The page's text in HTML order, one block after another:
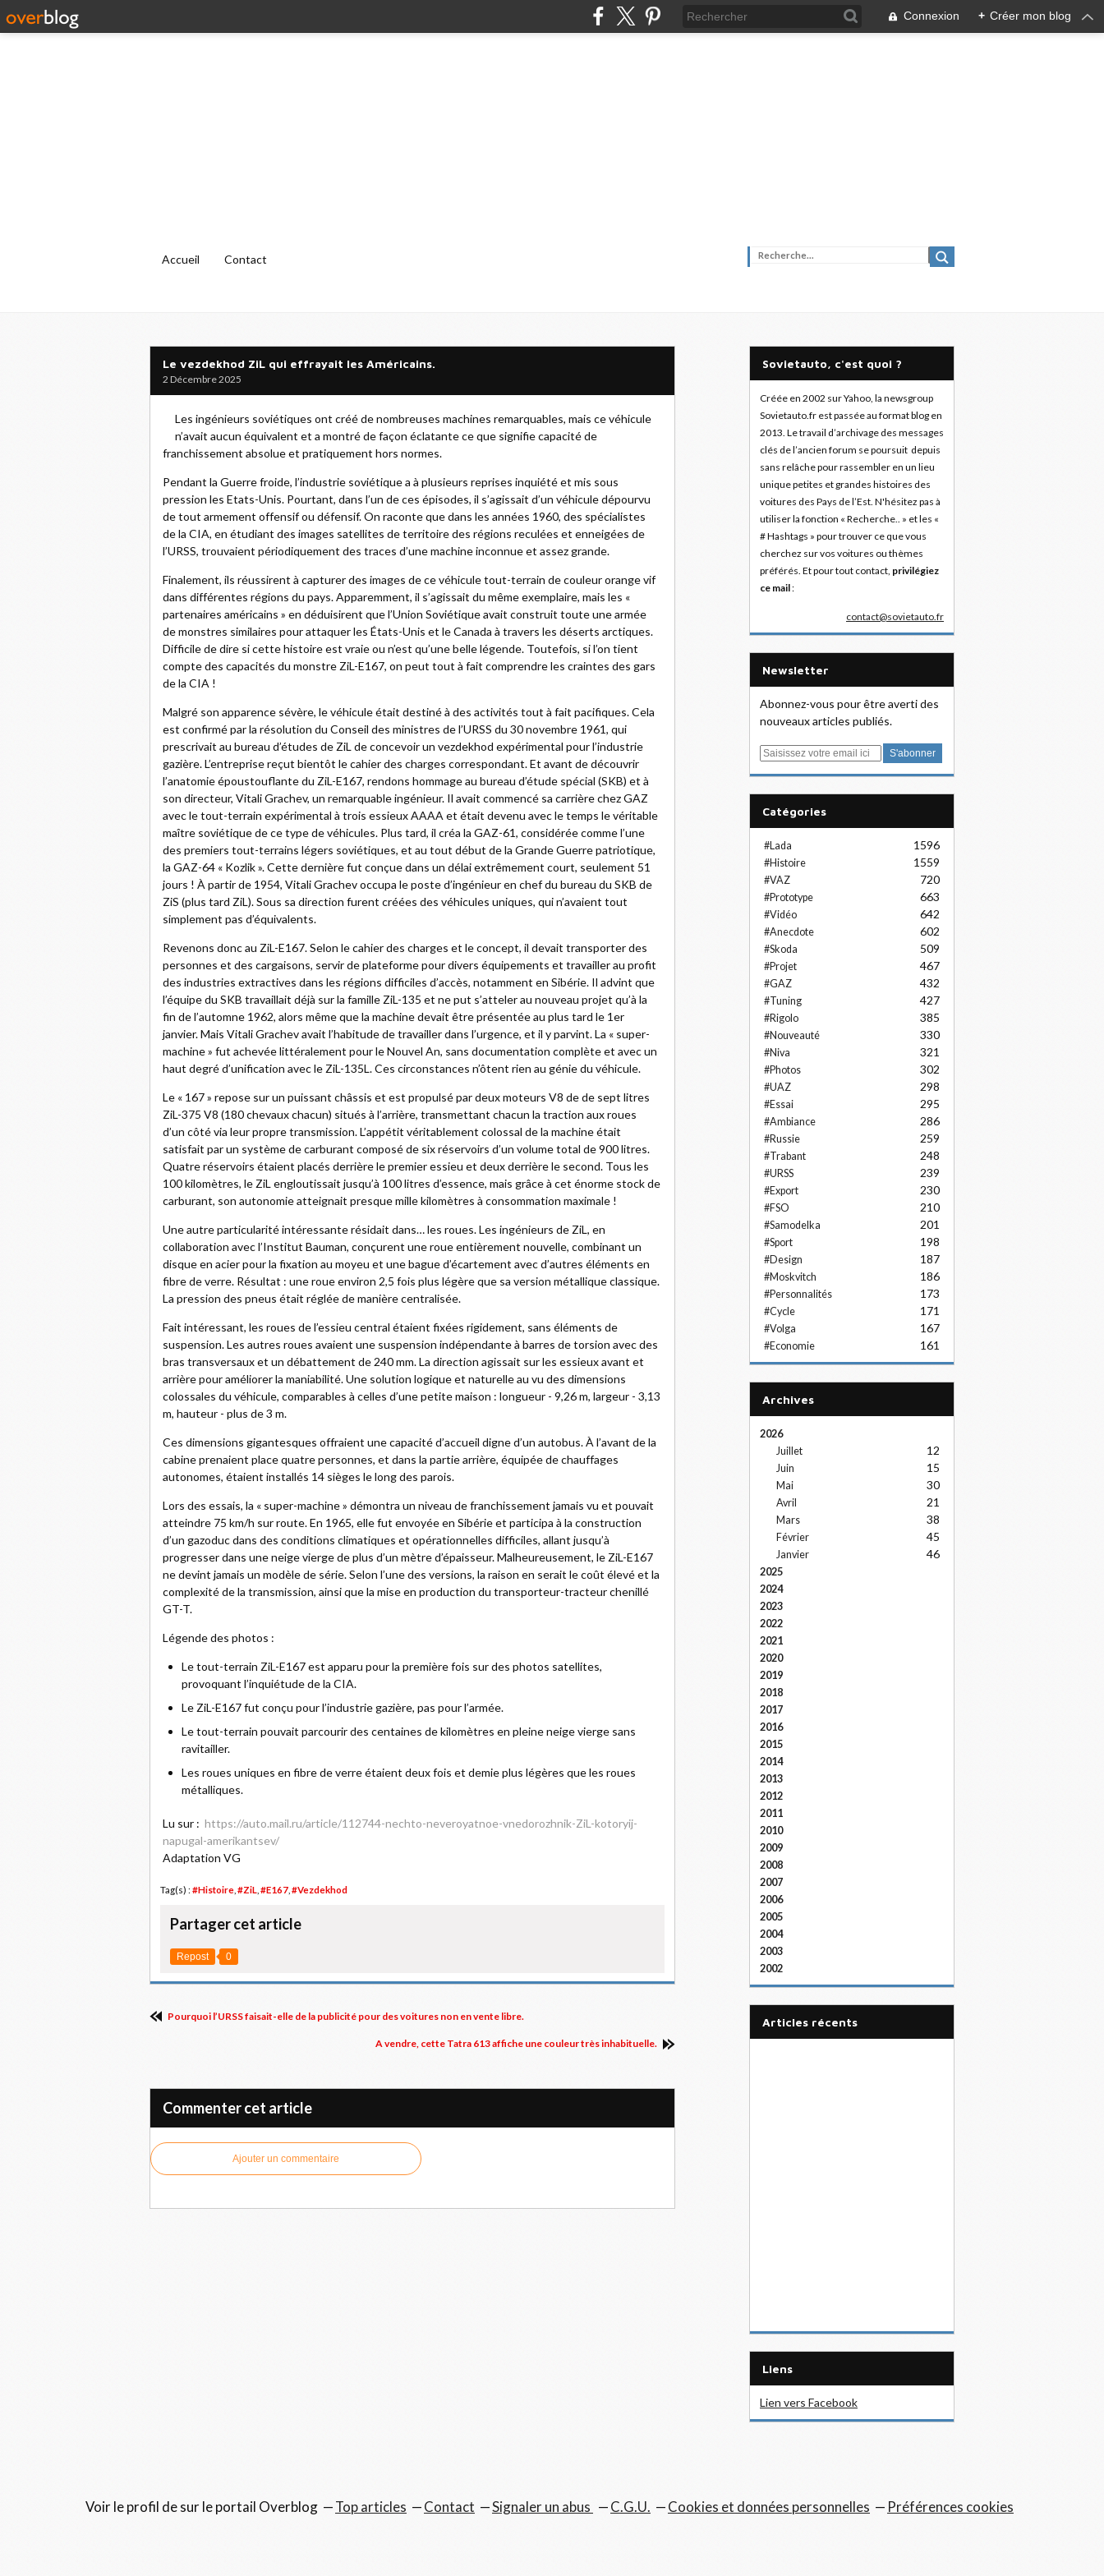
Connexion + Créer mon blog
Accueil Contact
Le vezdekhod ZiL qui effrayait les Américains.
2 Décembre 2025
Les ingénieurs soviétiques ont créé de nombreuses machines remarquables, mais ce véhicule
n’avait aucun équivalent et a montré de façon éclatante ce que signifie capacité de
franchissement absolue et pratiquement hors normes.
Pendant la Guerre froide, l’industrie soviétique a à plusieurs reprises inquiété et mis sous
pression les Etats-Unis. Pourtant, dans l’un de ces épisodes, il s’agissait d’un véhicule dépourvu
de tout armement offensif ou défensif. On raconte que dans les années 1960, des spécialistes
de la CIA, en étudiant des images satellites de territoire des régions reculées et enneigées de
l’URSS, trouvaient périodiquement des traces d’une machine inconnue et assez grande.
Finalement, ils réussirent à capturer des images de ce véhicule tout-terrain de couleur orange vif
dans différentes régions du pays. Apparemment, il s’agissait du même exemplaire, mais les «
partenaires américains » en déduisirent que l’Union Soviétique avait construit toute une armée
de monstres similaires pour attaquer les États-Unis et le Canada à travers les déserts arctiques.
Difficile de dire si cette histoire est vraie ou n’est qu’une belle légende. Toutefois, si l’on tient
compte des capacités du monstre ZiL-E167, on peut tout à fait comprendre les craintes des gars
de la CIA !
Malgré son apparence sévère, le véhicule était destiné à des activités tout à fait pacifiques. Cela
est confirmé par la résolution du Conseil des ministres de l’URSS du 30 novembre 1961, qui
prescrivait au bureau d’études de ZiL de concevoir un vezdekhod expérimental pour l’industrie
gazière. L’entreprise reçut bientôt le cahier des charges correspondant. Et avant de découvrir
l’anatomie époustouflante du ZiL-E167, rendons hommage au bureau d’étude spécial (SKB) et à
son directeur, Vitali Grachev, un remarquable ingénieur. Il avait commencé sa carrière chez GAZ
avec le tout-terrain expérimental à trois essieux AAAA et était devenu avec le temps le véritable
maître soviétique de ce type de véhicules. Plus tard, il créa la GAZ-61, considérée comme l’une
des premiers tout-terrains légers soviétiques, et au tout début de la Grande Guerre patriotique,
la GAZ-64 « Kozlik ». Cette dernière fut conçue dans un délai extrêmement court, seulement 51
jours ! À partir de 1954, Vitali Grachev occupa le poste d’ingénieur en chef du bureau du SKB de
ZiS (plus tard ZiL). Sous sa direction furent créées des véhicules uniques, qui n’avaient tout
simplement pas d’équivalents.
Revenons donc au ZiL-E167. Selon le cahier des charges et le concept, il devait transporter des
personnes et des cargaisons, servir de plateforme pour divers équipements et travailler au profit
des industries extractives dans les régions difficiles d’accès, notamment en Sibérie. Il advint que
l’équipe du SKB travaillait déjà sur la famille ZiL-135 et ne put s’atteler au nouveau projet qu’à la
fin de l’automne 1962, alors même que la machine devait être présentée au plus tard le 1er
janvier. Mais Vitali Grachev avait l’habitude de travailler dans l’urgence, et il y parvint. La « super-
machine » fut achevée littéralement pour le Nouvel An, sans documentation complète et avec un
haut degré d’unification avec le ZiL-135L. Ces circonstances n’ôtent rien au génie du véhicule.
Le « 167 » repose sur un puissant châssis et est propulsé par deux moteurs V8 de de sept litres
ZiL-375 V8 (180 chevaux chacun) situés à l’arrière, transmettant chacun la traction aux roues
d’un côté via leur propre transmission. L’appétit véritablement colossal de la machine était
satisfait par un système de carburant composé de six réservoirs d’un volume total de 900 litres.
Quatre réservoirs étaient placés derrière le premier essieu et deux derrière le second. Tous les
100 kilomètres, le ZiL engloutissait jusqu’à 100 litres d’essence, mais grâce à cet énorme stock de
carburant, son autonomie atteignait presque mille kilomètres à consommation maximale !
Une autre particularité intéressante résidait dans… les roues. Les ingénieurs de ZiL, en
collaboration avec l’Institut Bauman, conçurent une roue entièrement nouvelle, combinant un
disque en acier pour la fixation au moyeu et une bague d’écartement avec d’autres éléments en
fibre de verre. Résultat : une roue environ 2,5 fois plus légère que sa version métallique classique.
La pression des pneus était réglée de manière centralisée.
Fait intéressant, les roues de l’essieu central étaient fixées rigidement, sans éléments de
suspension. Les autres roues avaient une suspension indépendante à barres de torsion avec des
bras transversaux et un débattement de 240 mm. La direction agissait sur les essieux avant et
arrière pour améliorer la maniabilité. Une solution logique et naturelle au vu des dimensions
colossales du véhicule, comparables à celles d’une petite maison : longueur - 9,26 m, largeur - 3,13
m, hauteur - plus de 3 m.
Ces dimensions gigantesques offraient une capacité d’accueil digne d’un autobus. À l’avant de la
cabine prenaient place quatre personnes, et dans la partie arrière, équipée de chauffages
autonomes, étaient installés 14 sièges le long des parois.
Lors des essais, la « super-machine » démontra un niveau de franchissement jamais vu et pouvait
atteindre 75 km/h sur route. En 1965, elle fut envoyée en Sibérie et participa à la construction
d’un gazoduc dans des conditions climatiques et opérationnelles difficiles, allant jusqu’à
progresser dans une neige vierge de plus d’un mètre d’épaisseur. Malheureusement, le ZiL-E167
ne devint jamais un modèle de série. Selon l’une des versions, la raison en serait le coût élevé et la
complexité de la transmission, ainsi que la mise en production du transporteur-tracteur chenillé
GT-T.
Légende des photos :
Le tout-terrain ZiL-E167 est apparu pour la première fois sur des photos satellites,
provoquant l’inquiétude de la CIA.
Le ZiL-E167 fut conçu pour l’industrie gazière, pas pour l’armée.
Le tout-terrain pouvait parcourir des centaines de kilomètres en pleine neige vierge sans
ravitailler.
Les roues uniques en fibre de verre étaient deux fois et demie plus légères que les roues
métalliques.
Lu sur : https://auto.mail.ru/article/112744-nechto-neveroyatnoe-vnedorozhnik-ZiL-kotoryij-
napugal-amerikantsev/
Adaptation VG
Tag(s) : #Histoire #ZiL #E167 #Vezdekhod
Partager cet article
Repost 0
Pourquoi l’URSS faisait-elle de la publicité pour des voitures non en vente libre.
A vendre, cette Tatra 613 affiche une couleur très inhabituelle.
Commenter cet article
Ajouter un commentaire
Sovietauto, c'est quoi ?
Créée en 2002 sur Yahoo, la newsgroup
Sovietauto.fr est passée au format blog en
2013. Le travail d’archivage des messages
clés de l’ancien forum se poursuit depuis
sans relâche pour rassembler en un lieu
unique petites et grandes histoires des
voitures des Pays de l’Est. N'hésitez pas à
utiliser la fonction « Recherche.. » et les «
# Hashtags » pour trouver ce que vous
cherchez sur vos voitures ou thèmes
préférés. Et pour tout contact, privilégiez
ce mail:
contact@sovietauto.fr
Newsletter
Abonnez-vous pour être averti des
nouveaux articles publiés.
E
Catégories
#Lada 1596
#Histoire 1559
#VAZ 720
#Prototype 663
#Vidéo 642
#Anecdote 602
#Skoda 509
#Projet 467
#GAZ 432
#Tuning 427
#Rigolo 385
#Nouveauté 330
#Niva 321
#Photos 302
#UAZ 298
#Essai 295
#Ambiance 286
#Russie 259
#Trabant 248
#URSS 239
#Export 230
#FSO 210
#Samodelka 201
#Sport 198
#Design 187
#Moskvitch 186
#Personnalités 173
#Cycle 171
#Volga 167
#Economie 161
Archives
2026
Juillet
12
Juin 15
Mai 30
Avril 21
Mars 38
Février 45
Janvier 46
2025
2024
2023
2022
2021
2020
2019
2018
2017
2016
2015
2014
2013
2012
2011
2010
2009
2008
2007
2006
2005
2004
2003
2002
articles récents
Liens
Lien vers Facebook
Voir le profil desur le portail Overblog Top articles Contact Signaler un abus C.G.U. Cookies et données personnelles Préférences cookies